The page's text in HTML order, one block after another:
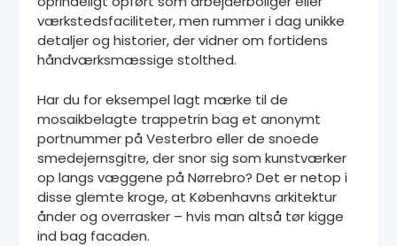
værkstedsfaciliteter, men rummer i dag unikke
detaljer og historier, der vidner om fortidens
håndværksmæssige stolthed.
Har du for eksempel lagt mærke til de
mosaikbelagte trappetrin bag et anonymt
portnummer på Vesterbro eller de snoede
smedejernsgitre, der snor sig som kunstværker
op langs væggene på Nørrebro? Det er netop i
disse glemte kroge, at Københavns arkitektur
ånder og overrasker – hvis man altså tør kigge
ind bag facaden.